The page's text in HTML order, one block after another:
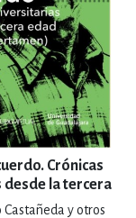
Crónicas
la tercera
certamen)y otros